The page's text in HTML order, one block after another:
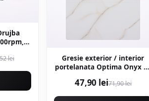
lei
Gresie exterior / interior
portelanata Optima Onyx 60
tip marmura
47,90 lei71,90 lei